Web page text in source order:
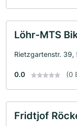
Löhr-MTS
Rietzgartenstr. 39,
0.0 (0
Fridtjof